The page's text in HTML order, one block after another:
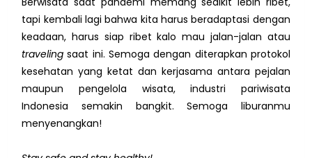
tapi kembali lagi bahwa kita harus beradaptasi dengan
keadaan, harus siap ribet kalo mau jalan-jalan atau
traveling saat ini. Semoga dengan diterapkan protokol
kesehatan yang ketat dan kerjasama antara pejalan
maupun pengelola wisata, industri pariwisata
Indonesia semakin bangkit. Semoga liburanmu
menyenangkan!